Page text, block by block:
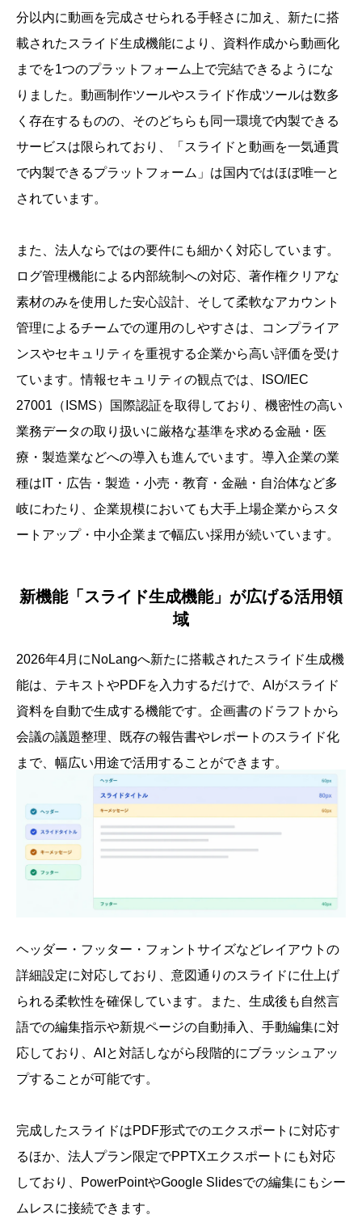
分以内に動画を完成させられる手軽さに加え、新たに搭
載されたスライド生成機能により、資料作成から動画化
までを1つのプラットフォーム上で完結できるようにな
りました。動画制作ツールやスライド作成ツールは数多
く存在するものの、そのどちらも同一環境で内製できる
サービスは限られており、「スライドと動画を一気通貫
で内製できるプラットフォーム」は国内ではほぼ唯一と
されています。
また、法人ならではの要件にも細かく対応しています。
ログ管理機能による内部統制への対応、著作権クリアな
素材のみを使用した安心設計、そして柔軟なアカウント
管理によるチームでの運用のしやすさは、コンプライア
ンスやセキュリティを重視する企業から高い評価を受け
ています。情報セキュリティの観点では、ISO/IEC
27001（ISMS）国際認証を取得しており、機密性の高い
業務データの取り扱いに厳格な基準を求める金融・医
療・製造業などへの導入も進んでいます。導入企業の業
種はIT・広告・製造・小売・教育・金融・自治体など多
岐にわたり、企業規模においても大手上場企業からスタ
ートアップ・中小企業まで幅広い採用が続いています。
新機能「スライド生成機能」が広げる活用領
域
2026年4月にNoLangへ新たに搭載されたスライド生成機
能は、テキストやPDFを入力するだけで、AIがスライド
資料を自動で生成する機能です。企画書のドラフトから
会議の議題整理、既存の報告書やレポートのスライド化
まで、幅広い用途で活用することができます。
ヘッダー・フッター・フォントサイズなどレイアウトの
詳細設定に対応しており、意図通りのスライドに仕上げ
られる柔軟性を確保しています。また、生成後も自然言
語での編集指示や新規ページの自動挿入、手動編集に対
応しており、AIと対話しながら段階的にブラッシュアッ
プすることが可能です。
完成したスライドはPDF形式でのエクスポートに対応す
るほか、法人プラン限定でPPTXエクスポートにも対応
しており、PowerPointやGoogle Slidesでの編集にもシー
ムレスに接続できます。